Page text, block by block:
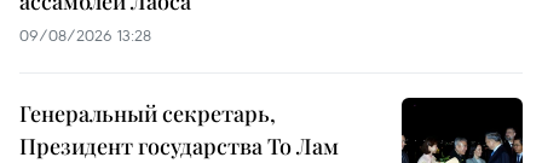
09/08/2026 13:28
Генеральный секретарь,
Президент государства То Лам